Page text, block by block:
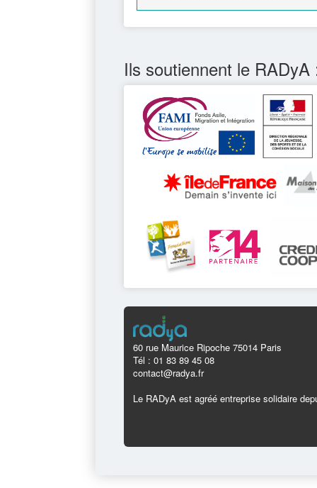
Ils soutiennent le RADyA
60 rue Maurice Ripoche 75014 Paris
Tél : 01 83 89 45 08
contact@radya.fr
Le RADyA est agréé entreprise solidaire